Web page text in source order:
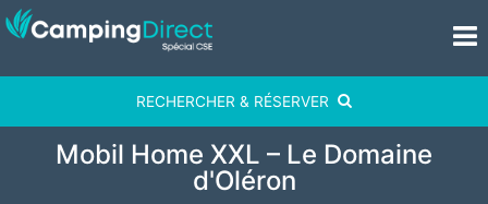
RECHERCHER & RÉSERVER
Mobil Home XXL – Le Domaine
d'Oléron